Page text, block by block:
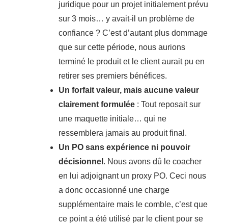
juridique pour un projet initialement prévu
sur 3 mois… y avait-il un problème de
confiance ? C’est d’autant plus dommage
que sur cette période, nous aurions
terminé le produit et le client aurait pu en
retirer ses premiers bénéfices.
Un forfait valeur, mais aucune valeur
clairement formulée : Tout reposait sur
une maquette initiale… qui ne
ressemblera jamais au produit final.
Un PO sans expérience ni pouvoir
décisionnel . Nous avons dû le coacher
en lui adjoignant un proxy PO. Ceci nous
a donc occasionné une charge
supplémentaire mais le comble, c’est que
ce point a été utilisé par le client pour se